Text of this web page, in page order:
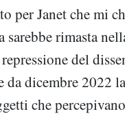
per Janet che mi
sarebbe rimasta
del
da dicembre 2022
che